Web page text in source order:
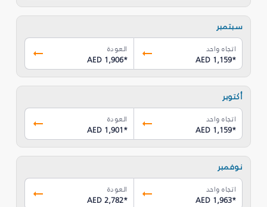
سبتمبر
اتجاه واحد
AED 1,159*
العودة
AED 1,906*
أكتوبر
اتجاه واحد
AED 1,159*
العودة
AED 1,901*
نوفمبر
اتجاه واحد
AED 1,963*
العودة
AED 2,782*